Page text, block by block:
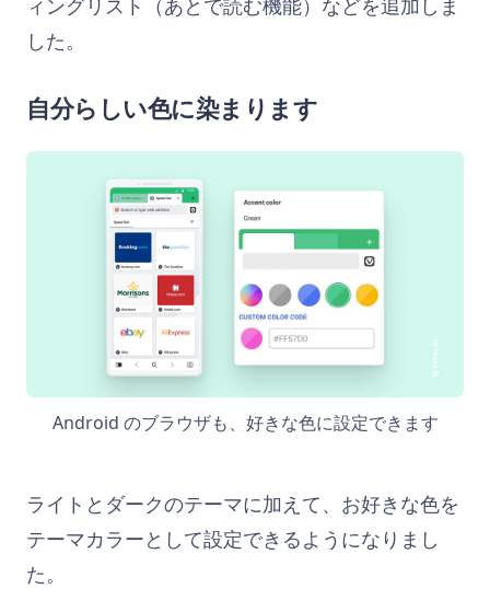
した。
自分らしい色に染まります
Android のブラウザも、好きな色に設定できます
ライトとダークのテーマに加えて、お好きな色を
テーマカラーとして設定できるようになりまし
た。